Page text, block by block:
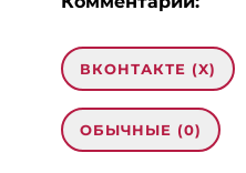
ВКОНТАКТЕ (X)
ОБЫЧНЫЕ (0)